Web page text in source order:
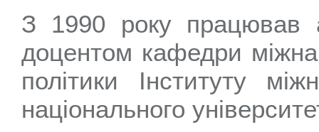
З 1990 року працював
доцентом кафедри
політики Інституту
національного